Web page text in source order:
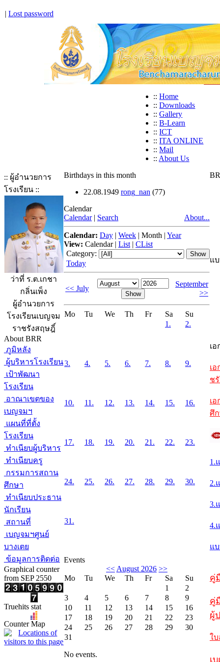
| Lost password
:: Home
:: Downloads
:: Gallery
:: B-Learn
:: ICT
:: ITA ONLINE
:: Mail
:: About Us
:: ผู้อำนวยการ
โรงเรียน ::
ว่าที่ ร.ต.เกชา
กลิ่นเพ็ง
ผู้อำนวยการ
โรงเรียนเบญจม
ราชรังสฤษฎิ์
About BRR
ภูมิหลัง
ผู้บริหารโรงเรียน
เป้าพัฒนา
โรงเรียน
อาณาเขตของ
เบญจมฯ
แผนที่ที่ตั้ง
โรงเรียน
ทำเนียบผู้บริหาร
ทำเนียบครู
กรรมการสถาน
ศึกษา
ทำเนียบประธาน
นักเรียน
สถานที่
เบญจมฯศูนย์
บางเตย
ข้อมูลการติดต่อ
Graphical counter
from SEP 2550
Truehits stat
Counter Map
Birthdays in this month
22.08.1949 rong_nan (77)
Calendar
Calendar | Search About...
Calendar: Day | Week | Month | Year
View: Calendar| List | CList
Category:
Today
<< July
September
>>
Mo Tu We Th Fr Sa
Su
1.
2.
3. 4. 5. 6. 7. 8. 9.
10. 11. 12. 13. 14. 15. 16.
17. 18. 19. 20. 21. 22. 23.
24. 25. 26. 27. 28. 29. 30.
31.
Events
<< August 2026 >>
Mo
Tu We Th Fr Sa
Su
1
2
3
4 5 6 7 8
9
10
11 12 13 14 15
16
17
18 19 20 21 22
23
24
25 26 27 28 29
30
31
No events.
แ
เ
เ
ช
เ
ศึ
1.
2.
3.
4.
แ
คู่
คู่
ผู้
ใ
เ